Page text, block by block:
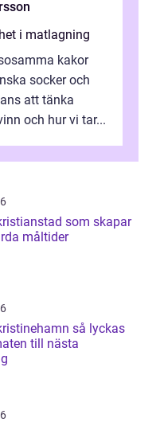
i matlagning
kakor
socker och
att tänka
och hur vi tar...
som skapar
måltider
så lyckas
till nästa